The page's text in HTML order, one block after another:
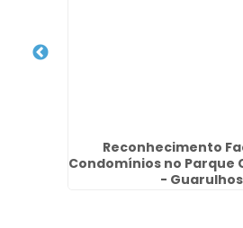
Reconhecimento
Condomínios no Parque
- Guarulhos